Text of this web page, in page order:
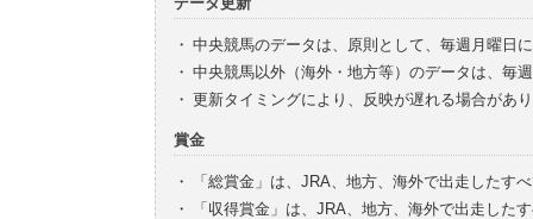
・ 中央競馬のデータは、原則として、毎週月曜日
・ 中央競馬以外（海外・地方等）のデータは、毎
・ 更新タイミングにより、反映が遅れる場合があ
賞金
・
「総賞金」は、JRA、地方、海外で出走したす
・
「収得賞金」は、JRA、地方、海外で出走した